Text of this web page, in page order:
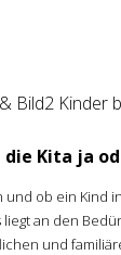
die Kita ja
und ob ein Kind
liegt an den
und